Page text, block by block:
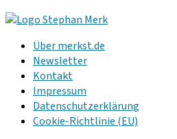
Über merkst.de
Newsletter
Kontakt
Impressum
Datenschutzerklärung
Cookie-Richtlinie (EU)